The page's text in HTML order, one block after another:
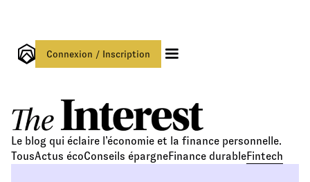
Connexion / Inscription
Le blog qui éclaire l’économie et la finance personnelle.
TousActus écoConseils épargneFinance durableFintech